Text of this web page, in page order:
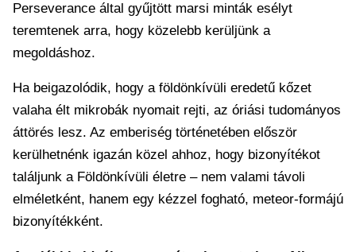
Perseverance által gyűjtött marsi minták esélyt
teremtenek arra, hogy közelebb kerüljünk a
megoldáshoz.
Ha beigazolódik, hogy a földönkívüli eredetű kőzet
valaha élt mikrobák nyomait rejti, az óriási tudományos
áttörés lesz. Az emberiség történetében először
kerülhetnénk igazán közel ahhoz, hogy bizonyítékot
találjunk a Földönkívüli életre – nem valami távoli
elméletként, hanem egy kézzel fogható, meteor-formájú
bizonyítékként.